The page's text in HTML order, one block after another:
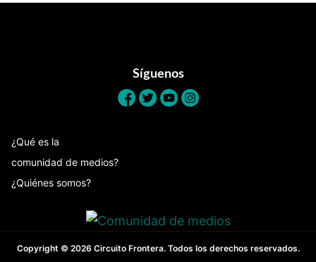
Síguenos
¿Qué es la
comunidad de medios?
¿Quiénes somos?
Copyright © 2026 Circuito Frontera. Todos los derechos reservados.